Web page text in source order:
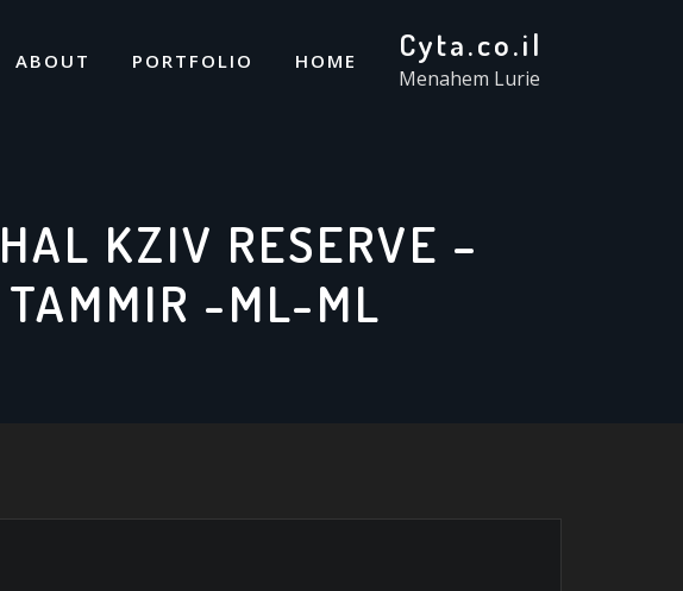
Cyta.co.il
Menahem Lurie
HOME
PORTFOLIO
ABOUT
KZIV RESERVE –
TAMMIR -ML-ML